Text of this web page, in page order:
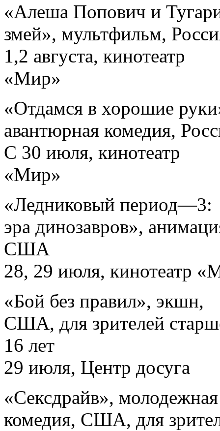
«Алеша Попович и
змей», мультфильм,
1,2 августа, кинотеатр
«Мир»
«Отдамся в хорошие
авантюрная комедия,
С 30 июля, кинотеатр
«Мир»
«Ледниковый период—3:
эра динозавров»,
США
28, 29 июля, кинотеатр
«Бой без правил», экшн,
США, для зрителей
16 лет
29 июля, Центр досуга
«Сексдрайв», молодежная
комедия, США, для